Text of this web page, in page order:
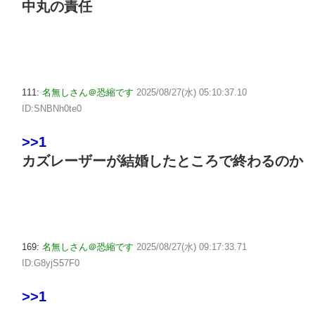
中丸の責任
111: 名無しさん＠恐縮です 2025/08/27(水) 05:10:37.10
ID:SNBNh0te0
>>1
カズレーザーが結婚したところで終わるのか
169: 名無しさん＠恐縮です 2025/08/27(水) 09:17:33.71
ID:G8yjS57F0
>>1